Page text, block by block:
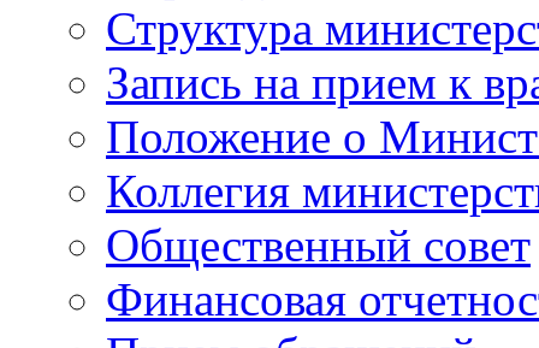
Структура
Запись на прием к
Положение о
Коллегия
Общественный совет
Финансовая